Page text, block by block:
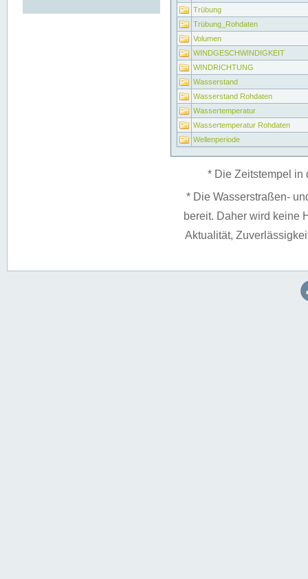
Trübung
Trübung_Rohdaten
Volumen
WINDGESCHWINDIGKEIT
WINDRICHTUNG
Wasserstand
Wasserstand Rohdaten
Wassertemperatur
Wassertemperatur Rohdaten
Wellenperiode
* Die Zeitstempel in
* Die Wasserstraßen-
bereit. Daher wird keine
Aktualität,